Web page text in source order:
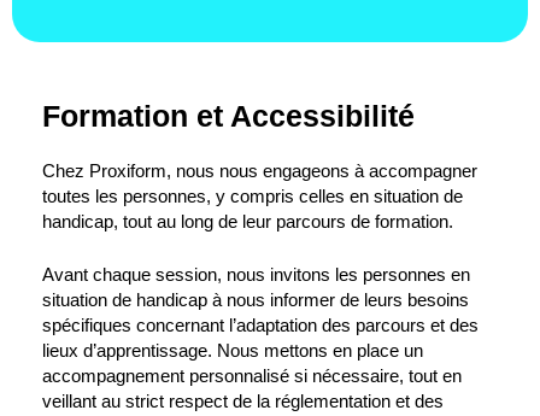
Formation et Accessibilité
Chez Proxiform, nous nous engageons à accompagner
toutes les personnes, y compris celles en situation de
handicap, tout au long de leur parcours de formation.
Avant chaque session, nous invitons les personnes en
situation de handicap à nous informer de leurs besoins
spécifiques concernant l’adaptation des parcours et des
lieux d’apprentissage. Nous mettons en place un
accompagnement personnalisé si nécessaire, tout en
veillant au strict respect de la réglementation et des